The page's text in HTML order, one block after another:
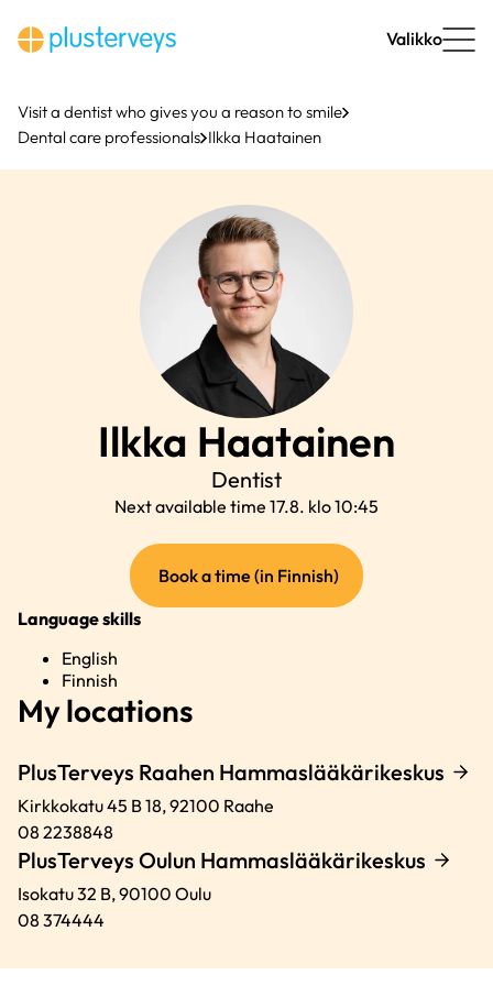
content
Valikko
Visit a dentist who gives you a reason to smile
Dental care professionals Ilkka Haatainen
Ilkka Haatainen
Dentist
Next available time 17.8. klo 10:45
Book a time (in Finnish)(external
link)
Language skills
English
Finnish
My locations
PlusTerveys Raahen Hammaslääkärikeskus
Kirkkokatu 45 B 18,92100 Raahe
08 2238848
PlusTerveys Oulun Hammaslääkärikeskus
Isokatu 32 B,90100 Oulu
08 374444